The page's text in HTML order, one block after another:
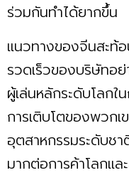
ร่วมกันทำได้ยากขึ้น
แนวทางของจีนสะท้อ
รวดเร็วของบริษัทอ
ผู้เล่นหลักระดับโลก
การเติบโตของพวกเ
อุตสาหกรรมระดับช
มากต่อการค้าโลกแ